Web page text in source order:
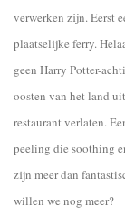
verwerken zijn. Eerst
plaatselijke ferry.
geen Harry Potter-
oosten van het land
restaurant verlaten.
peeling die soothing
zijn meer dan
willen we nog meer?